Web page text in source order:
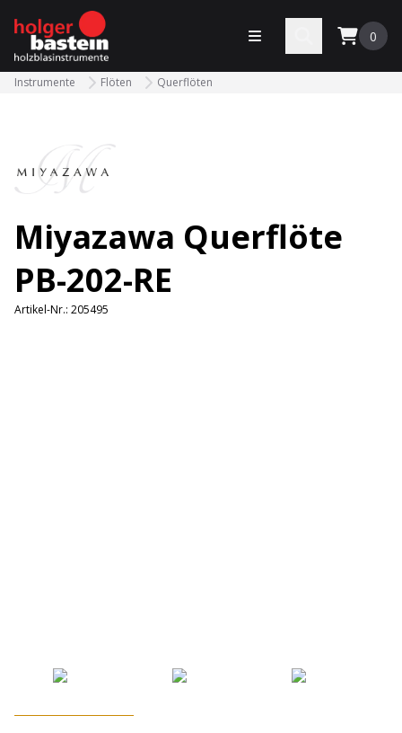
bastein
Menü öffnen 0
Instrumente Flöten Querflöten
Miyazawa Querflöte
PB-202-RE
Artikel-Nr.: 205495